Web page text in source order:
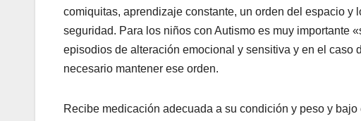
comiquitas, aprendizaje constante, un orden del espacio
seguridad. Para los niños con Autismo es muy importante
episodios de alteración emocional y sensitiva y en el caso
necesario mantener ese orden.
Recibe medicación adecuada a su condición y peso y